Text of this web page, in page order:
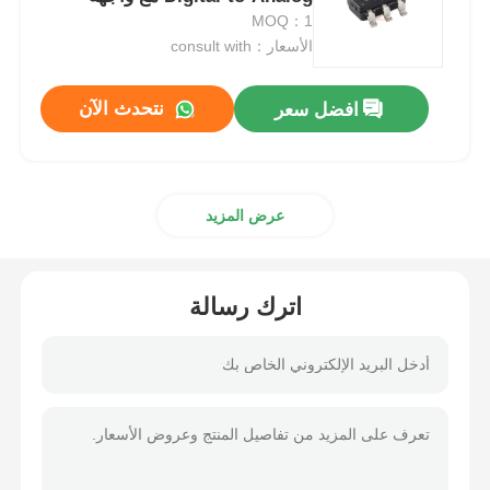
نظام على رقاقة
EEPROM و I2CTM
MOQ：1
الأسعار：consult with
افضل سعر نتحدث الآن
عرض المزيد
اترك رسالة